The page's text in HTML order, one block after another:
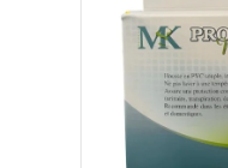
pour un